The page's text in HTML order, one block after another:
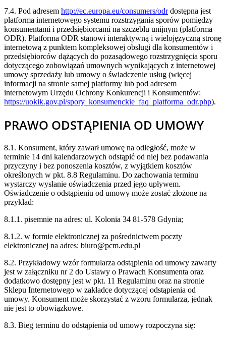
7.4. Pod adresem http://ec.europa.eu/consumers/odrdostępna jest
platforma internetowego systemu rozstrzygania sporów pomiędzy
konsumentami i przedsiębiorcami na szczeblu unijnym (platforma
ODR). Platforma ODR stanowi interaktywną i wielojęzyczną stronę
internetową z punktem kompleksowej obsługi dla konsumentów i
przedsiębiorców dążących do pozasądowego rozstrzygnięcia sporu
dotyczącego zobowiązań umownych wynikających z internetowej
umowy sprzedaży lub umowy o świadczenie usług (więcej
informacji na stronie samej platformy lub pod adresem
internetowym Urzędu Ochrony Konkurencji i Konsumentów:
https://uokik.gov.pl/spory_konsumenckie_faq_platforma_odr.php).
PRAWO ODSTĄPIENIA OD UMOWY
8.1. Konsument, który zawarł umowę na odległość, może w
terminie 14 dni kalendarzowych odstąpić od niej bez podawania
przyczyny i bez ponoszenia kosztów, z wyjątkiem kosztów
określonych w pkt. 8.8 Regulaminu. Do zachowania terminu
wystarczy wysłanie oświadczenia przed jego upływem.
Oświadczenie o odstąpieniu od umowy może zostać złożone na
przykład:
8.1.1. pisemnie na adres: ul. Kolonia 34 81-578 Gdynia;
8.1.2. w formie elektronicznej za pośrednictwem poczty
elektronicznej na adres: biuro@pcm.edu.pl
8.2. Przykładowy wzór formularza odstąpienia od umowy zawarty
jest w załączniku nr 2 do Ustawy o Prawach Konsumenta oraz
dodatkowo dostępny jest w pkt. 11 Regulaminu oraz na stronie
Sklepu Internetowego w zakładce dotyczącej odstąpienia od
umowy. Konsument może skorzystać z wzoru formularza, jednak
nie jest to obowiązkowe.
8.3. Bieg terminu do odstąpienia od umowy rozpoczyna się: